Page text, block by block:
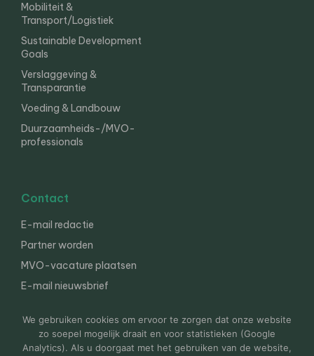
Mobiliteit &
Transport/Logistiek
Sustainable Development
Goals
Verslaggeving &
Transparantie
Voeding & Landbouw
Duurzaamheids-/MVO-
professionals
Contact
E-mail redactie
Partner worden
MVO-vacature plaatsen
E-mail nieuwsbrief
We gebruiken cookies om ervoor te zorgen dat onze website
zo soepel mogelijk draait en voor statistieken (Google
Analytics). Als u doorgaat met het gebruiken van de website,